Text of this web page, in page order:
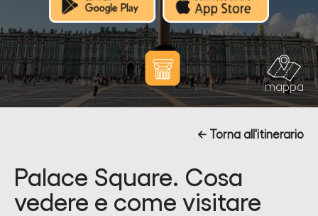
mappa
← Torna all'itinerario
Palace Square. Cosa
vedere e come visitare